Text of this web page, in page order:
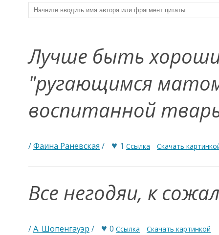
Лучше быть
"ругающимся
воспитанной
/Фаина Раневская / ♥ 1 Ссылка Скачать
Все негодяи, к
/А. Шопенгауэр / ♥ 0 Ссылка Скачать картинкой